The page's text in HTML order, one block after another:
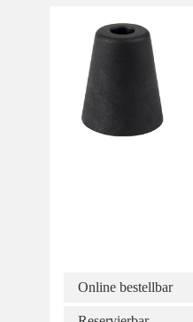
Online bestellbar